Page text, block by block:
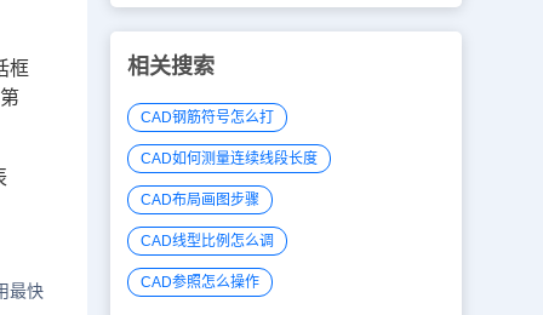
框
最快
相关搜索
CAD钢筋符号怎么打
CAD如何测量连续线段长度
CAD布局画图步骤
CAD线型比例怎么调
CAD参照怎么操作